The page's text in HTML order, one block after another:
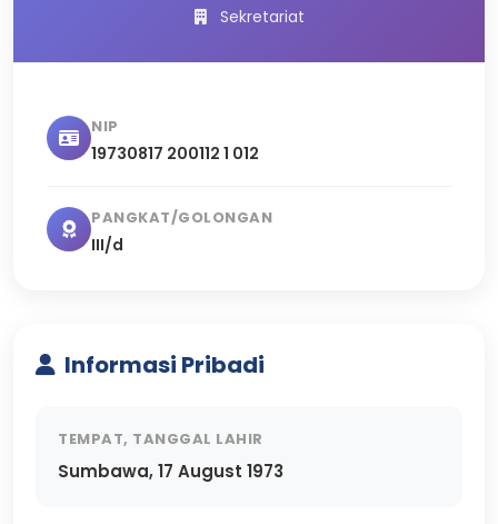
Sekretariat
NIP
19730817 200112 1 012
PANGKAT/GOLONGAN
III/d
Informasi Pribadi
TEMPAT, TANGGAL LAHIR
Sumbawa, 17 August 1973